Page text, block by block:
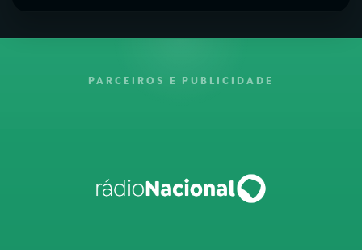
PARCEIROS E PUBLICIDADE